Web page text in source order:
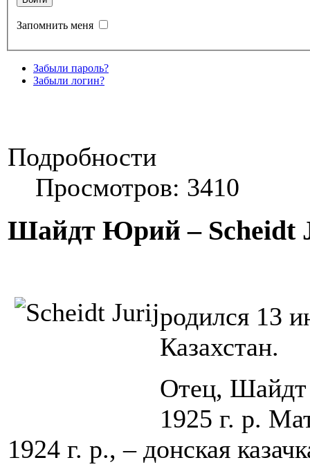
Запомнить меня
Забыли пароль?
Забыли логин?
Подробности
Просмотров: 3410
Шайдт Юрий – Scheidt
родился 13
Казахстан.
Отец, Шайдт
1925 г. р.
1924 г. р., – донская